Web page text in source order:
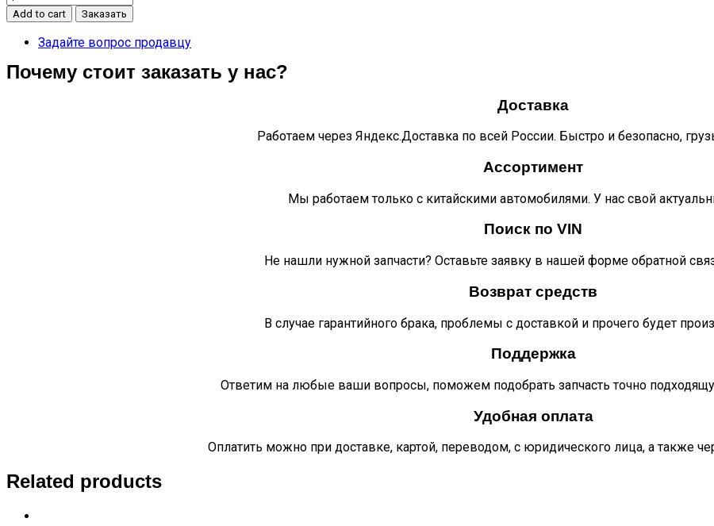
стопорное
n120
quantity
Add to cart Заказать
Задайте вопрос продавцу
Почему стоит заказать у нас?
Доставка
Работаем через Яндекс.Доставка по всей России. Быстро и безопасно,
Ассортимент
Мы работаем только с китайскими автомобилями. У нас свой
Поиск по VIN
Не нашли нужной запчасти? Оставьте заявку в нашей форме обратной
Возврат средств
В случае гарантийного брака, проблемы с доставкой и прочего будет
Поддержка
Ответим на любые ваши вопросы, поможем подобрать запчасть точно
Удобная оплата
Оплатить можно при доставке, картой, переводом, с юридического лица, а также
Related products